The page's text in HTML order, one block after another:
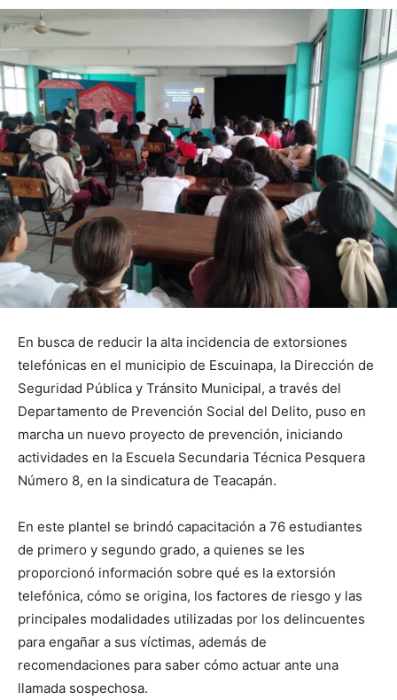
En busca de reducir la alta incidencia de extorsiones
telefónicas en el municipio de Escuinapa, la Dirección de
Seguridad Pública y Tránsito Municipal, a través del
Departamento de Prevención Social del Delito, puso en
marcha un nuevo proyecto de prevención, iniciando
actividades en la Escuela Secundaria Técnica Pesquera
Número 8, en la sindicatura de Teacapán.
En este plantel se brindó capacitación a 76 estudiantes
de primero y segundo grado, a quienes se les
proporcionó información sobre qué es la extorsión
telefónica, cómo se origina, los factores de riesgo y las
principales modalidades utilizadas por los delincuentes
para engañar a sus víctimas, además de
recomendaciones para saber cómo actuar ante una
llamada sospechosa.